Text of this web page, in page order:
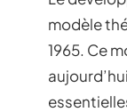
modèle
1965. Ce